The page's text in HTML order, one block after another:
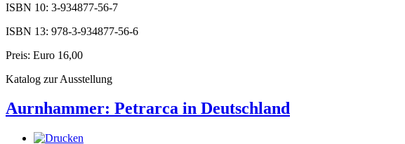
ISBN 10: 3-934877-56-7
ISBN 13: 978-3-934877-56-6
Preis: Euro 16,00
Katalog zur Ausstellung
Aurnhammer: Petrarca in Deutschland